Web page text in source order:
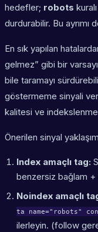
hedefler; robots
durdurabilir. Bu ayrımı
En sık yapılan
gelmez” gibi bir
bile taramayı
göstermeme sinyali
kalitesi ve
Önerilen sinyal
Index amaçlı tag:
benzersiz bağlam
Noindex amaçlı
ta name="robots"
ilerleyin. (follow